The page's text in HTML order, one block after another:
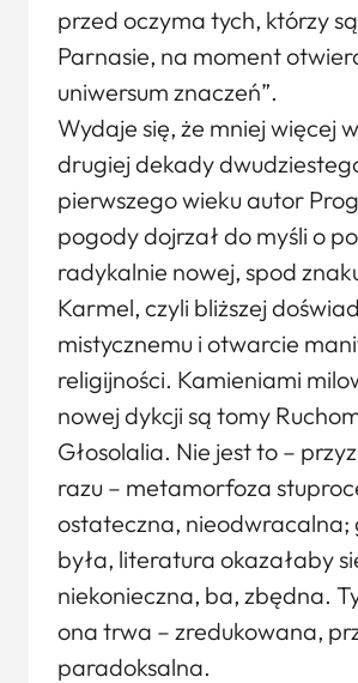
przed oczyma tych, którzy
Parnasie, na moment
uniwersum znaczeń”.
Wydaje się, że mniej więcej
drugiej dekady
pierwszego wieku autor
pogody dojrzał do myśli o
radykalnie nowej, spod
Karmel, czyli bliższej
mistycznemu i otwarcie
religijności. Kamieniami
nowej dykcji są tomy
Głosolalia. Nie jest to –
razu – metamorfoza
ostateczna,
była, literatura okazałaby
niekonieczna, ba, zbędna.
ona trwa – zredukowana,
paradoksalna.